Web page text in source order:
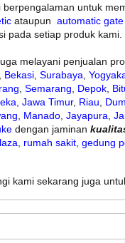
berpengalaman untuk
ataupun automatic gate
pada setiap produk kami.
melayani penjualan
Bekasi, Surabaya
Semarang Depok,
Jawa Timur, Riau
Manado, Jayapura
dengan jaminan
rumah sakit, gedung
kami sekarang juga